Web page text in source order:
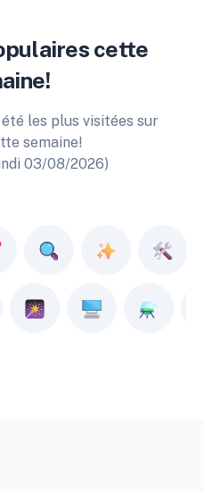
cette
les plus visitées sur
semaine!
03/08/2026)